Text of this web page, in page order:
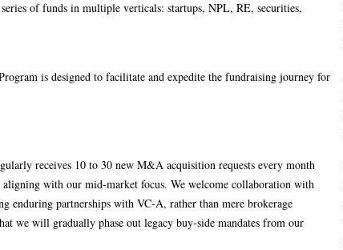
of funds in multiple verticals: startups, NPL, RE, securities,
is designed to facilitate and expedite the fundraising journey for
receives 10 to 30 new M&A acquisition requests every month
aligning with our mid-market focus. We welcome collaboration with
enduring partnerships with VC-A, rather than mere brokerage
we will gradually phase out legacy buy-side mandates from our